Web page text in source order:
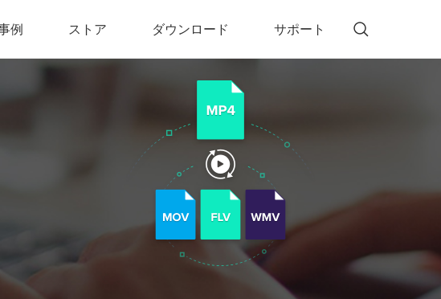
メディア変換!)
• DVD Memory for Mac
例 ストア ダウンロード サポート